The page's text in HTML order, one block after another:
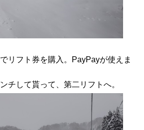
リフト券を購入。PayPayが使えま
チして貰って、第二リフトへ。